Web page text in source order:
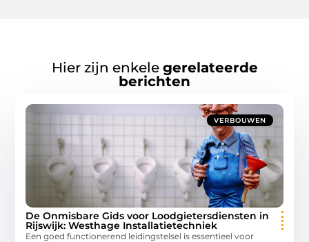
Hier zijn enkele gerelateerde
berichten
VERBOUWEN
De Onmisbare Gids voor Loodgietersdiensten in
Rijswijk: Westhage Installatietechniek
Een goed functionerend leidingstelsel is essentieel voor